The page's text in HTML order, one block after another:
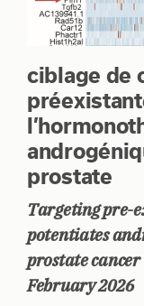
ciblage de
prostate
Targeting pre-
potentiates
prostate
February 2026